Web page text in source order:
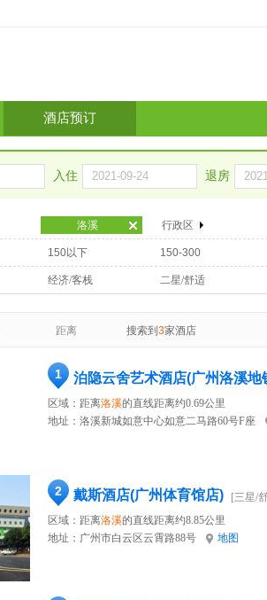
酒店预订
入住 退房
洛溪 行政区
150以下 150-300
经济/客栈 二星/舒适
距离 搜索到 3家酒店
1 泊隐云舍艺术酒店(广州洛溪地
区域：距离洛溪的直线距离约0.69公里
地址： 洛溪新城如意中心如意二马路60号F座
2 戴斯酒店(广州体育馆店)
[三星/
区域：距离洛溪的直线距离约8.85公里
地址： 广州市白云区云霄路88号 地图